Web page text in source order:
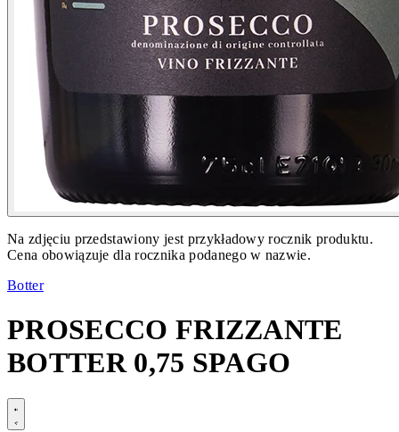
Na zdjęciu przedstawiony jest przykładowy rocznik produktu.
Cena obowiązuje dla rocznika podanego w nazwie.
Botter
PROSECCO FRIZZANTE
BOTTER 0,75 SPAGO